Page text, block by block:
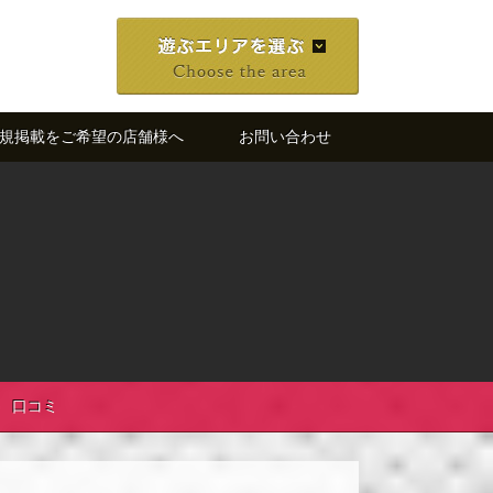
掲載をご希望の店舗様へ お問い合わせ
口コミ